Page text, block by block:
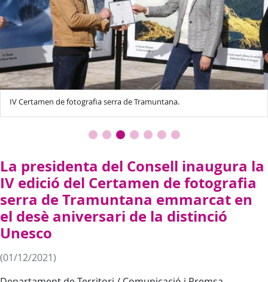
IV Certamen de fotografia serra de Tramuntana.
La presidenta del Consell inaugura la
IV edició del Certamen de fotografia
serra de Tramuntana emmarcat en
el desè aniversari de la distinció
Unesco
(01/12/2021)